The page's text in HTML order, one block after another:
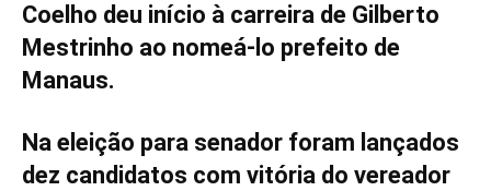
Coelho deu início à carreira de Gilberto
Mestrinho ao nomeá-lo prefeito de
Manaus.
Na eleição para senador foram lançados
dez candidatos com vitória do vereador